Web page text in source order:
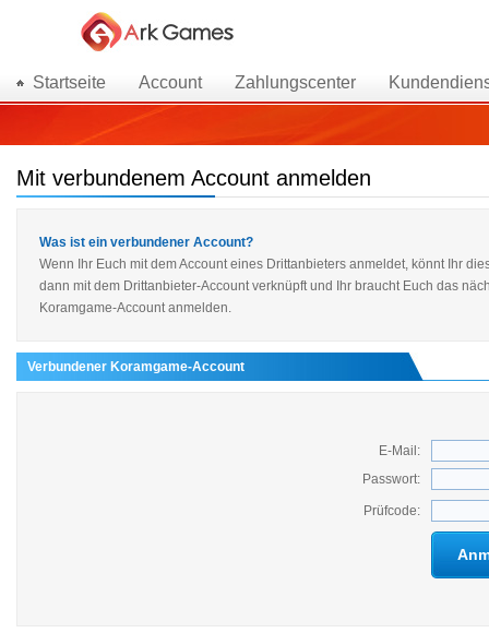
Startseite Account Zahlungscenter
Mit verbundenem Account anmelden
Was ist ein verbundener Account?
Wenn Ihr Euch mit dem Account eines Drittanbieters anmeldet, könnt Ihr
dann mit dem Drittanbieter-Account verknüpft und Ihr braucht Euch das
Koramgame-Account anmelden.
Verbundener Koramgame-Account
E-Mail:
Passwort:
Prüfcode: